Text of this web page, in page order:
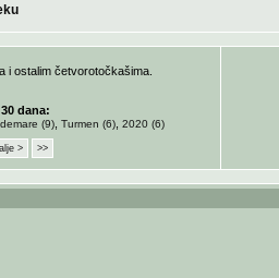
i ostalim četvorotočkašima.
dana:
(9) Turmen (6) 2020 (6)
> >>